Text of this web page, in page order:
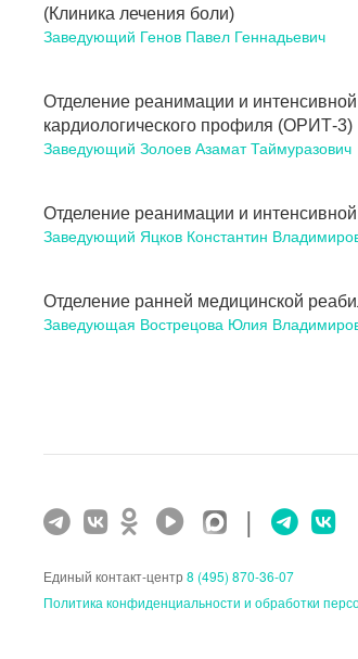
(Клиника лечения боли)
Заведующий Генов Павел Геннадьевич
Отделение реанимации и
кардиологического профиля (ОРИТ-3)
Заведующий Золоев Азамат Таймуразович
Отделение реанимации и
Заведующий Яцков Константин
Отделение ранней медицинской
Заведующая Вострецова Юлия
|
Единый контакт-центр 8 (495) 870-36-07
Политика конфиденциальности и обработки